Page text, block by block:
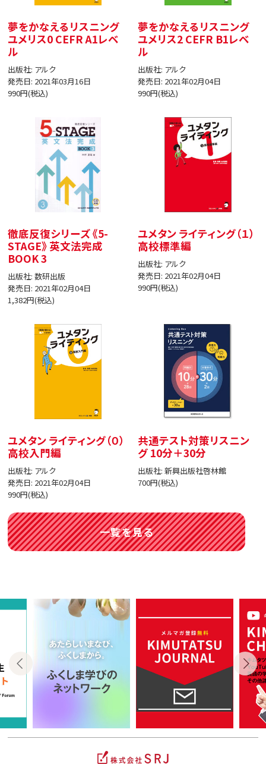
夢をかなえるリスニング
ユメリス0 CEFR A1レベ
ル
出版社: アルク
発売日: 2021年03月16日
990円(税込)
夢をかなえるリスニング
ユメリス2 CEFR B1レベ
ル
出版社: アルク
発売日: 2021年02月04日
990円(税込)
徹底反復シリーズ 《5-
STAGE》 英文法完成
BOOK 3
出版社: 数研出版
発売日: 2021年02月04日
1,382円(税込)
ユメタン ライティング（１）
高校標準編
出版社: アルク
発売日: 2021年02月04日
990円(税込)
ユメタン ライティング（０）
高校入門編
出版社: アルク
発売日: 2021年02月04日
990円(税込)
共通テスト対策リスニン
グ 10分＋30分
出版社: 新興出版社啓林館
700円(税込)
一覧を見る